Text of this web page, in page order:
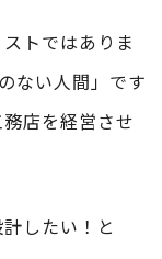
トではありま
ない人間」です
店を経営させ
したい！と